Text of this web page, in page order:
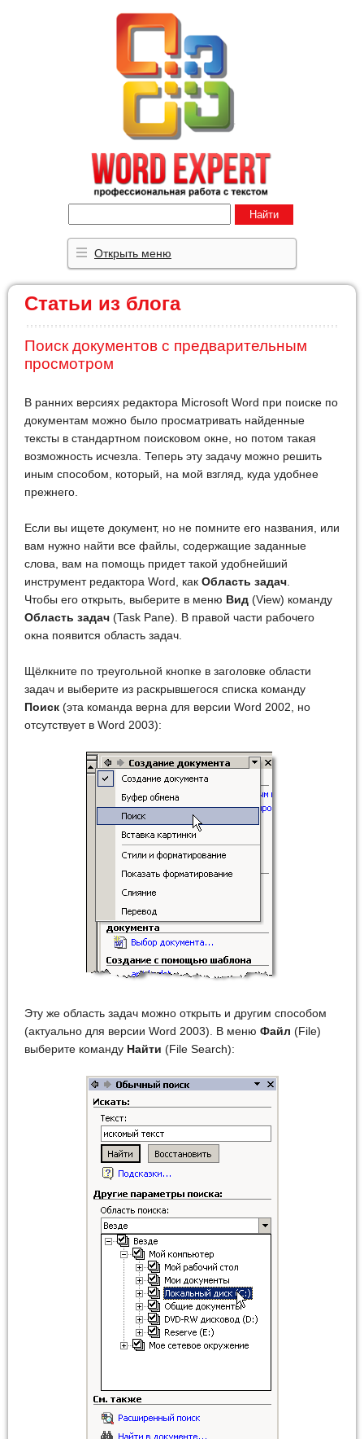
Статьи из блога
Поиск документов с предварительным
просмотром
В ранних версиях редактора Microsoft Word при поиске по
документам можно было просматривать найденные
тексты в стандартном поисковом окне, но потом такая
возможность исчезла. Теперь эту задачу можно решить
иным способом, который, на мой взгляд, куда удобнее
прежнего.
Если вы ищете документ, но не помните его названия, или
вам нужно найти все файлы, содержащие заданные
слова, вам на помощь придет такой удобнейший
инструмент редактора Word, как Область задач
Чтобы его открыть, выберите в меню Вид (View) команду
Область задач (Task Pane). В правой части рабочего
окна появится область задач.
Щёлкните по треугольной кнопке в заголовке области
задач и выберите из раскрывшегося списка команду
Поиск (эта команда верна для версии Word 2002, но
отсутствует в Word 2003):
Эту же область задач можно открыть и другим способом
(актуально для версии Word 2003). В меню Файл (File)
выберите команду Найти (File Search):
Найти
Открыть меню